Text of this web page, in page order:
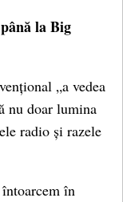
la Big
„a vedea
nu doar lumina
radio și razele
în